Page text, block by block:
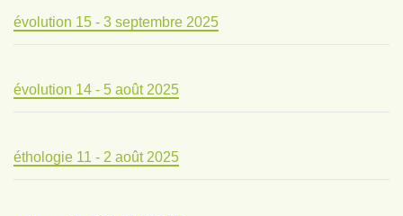
évolution 15 - 3 septembre 2025
évolution 14 - 5 août 2025
éthologie 11 - 2 août 2025